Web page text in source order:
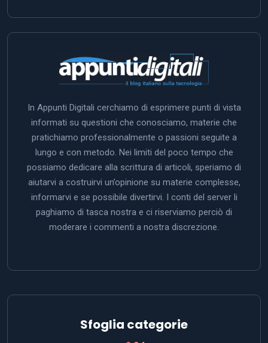
In Appunti Digitali cerchiamo di esprimere punti di vista
informati su questioni che conosciamo, materie che
pratichiamo professionalmente o passioni seguite a
lungo e con metodo. Nei limiti del poco tempo che
possiamo dedicare alla scrittura di articoli, speriamo di
aiutarvi a costruirvi un’opinione su materie complesse,
informarvi e se possibile divertirvi. I conti del server li
paghiamo di tasca nostra e ci riserviamo perciò di
moderare i commenti a nostra discrezione.
Sfoglia categorie